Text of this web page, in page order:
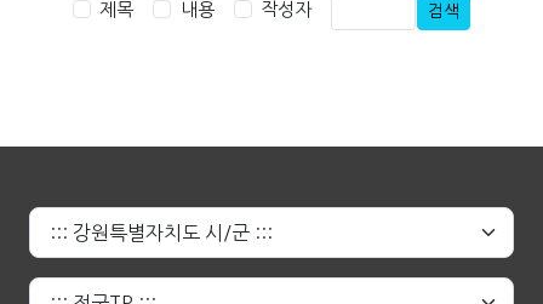
제목 내용 작성자 검색